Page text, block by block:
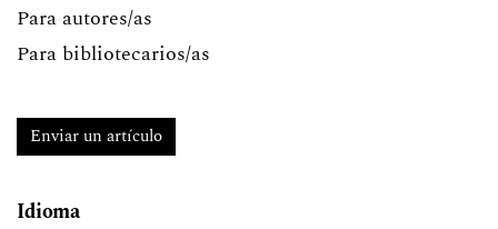
Para autores/as
Para bibliotecarios/as
Enviar un artículo
Idioma